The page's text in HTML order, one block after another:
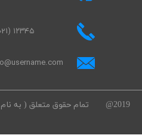
2019@ تمام حقوق متعلق ( به نام شرکت شما ) می باشد.
(021)